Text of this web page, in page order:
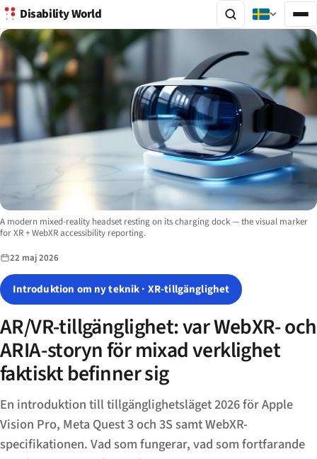
Disability World
Image description:
A modern mixed-reality headset resting on its charging dock — the visual marker
for XR + WebXR accessibility reporting.
22 maj 2026
Introduktion om ny teknik · XR-tillgänglighet
AR/VR-tillgänglighet: var WebXR- och
ARIA-storyn för mixad verklighet
faktiskt befinner sig
En introduktion till tillgänglighetsläget 2026 för Apple
Vision Pro, Meta Quest 3 och 3S samt WebXR-
specifikationen. Vad som fungerar, vad som fortfarande